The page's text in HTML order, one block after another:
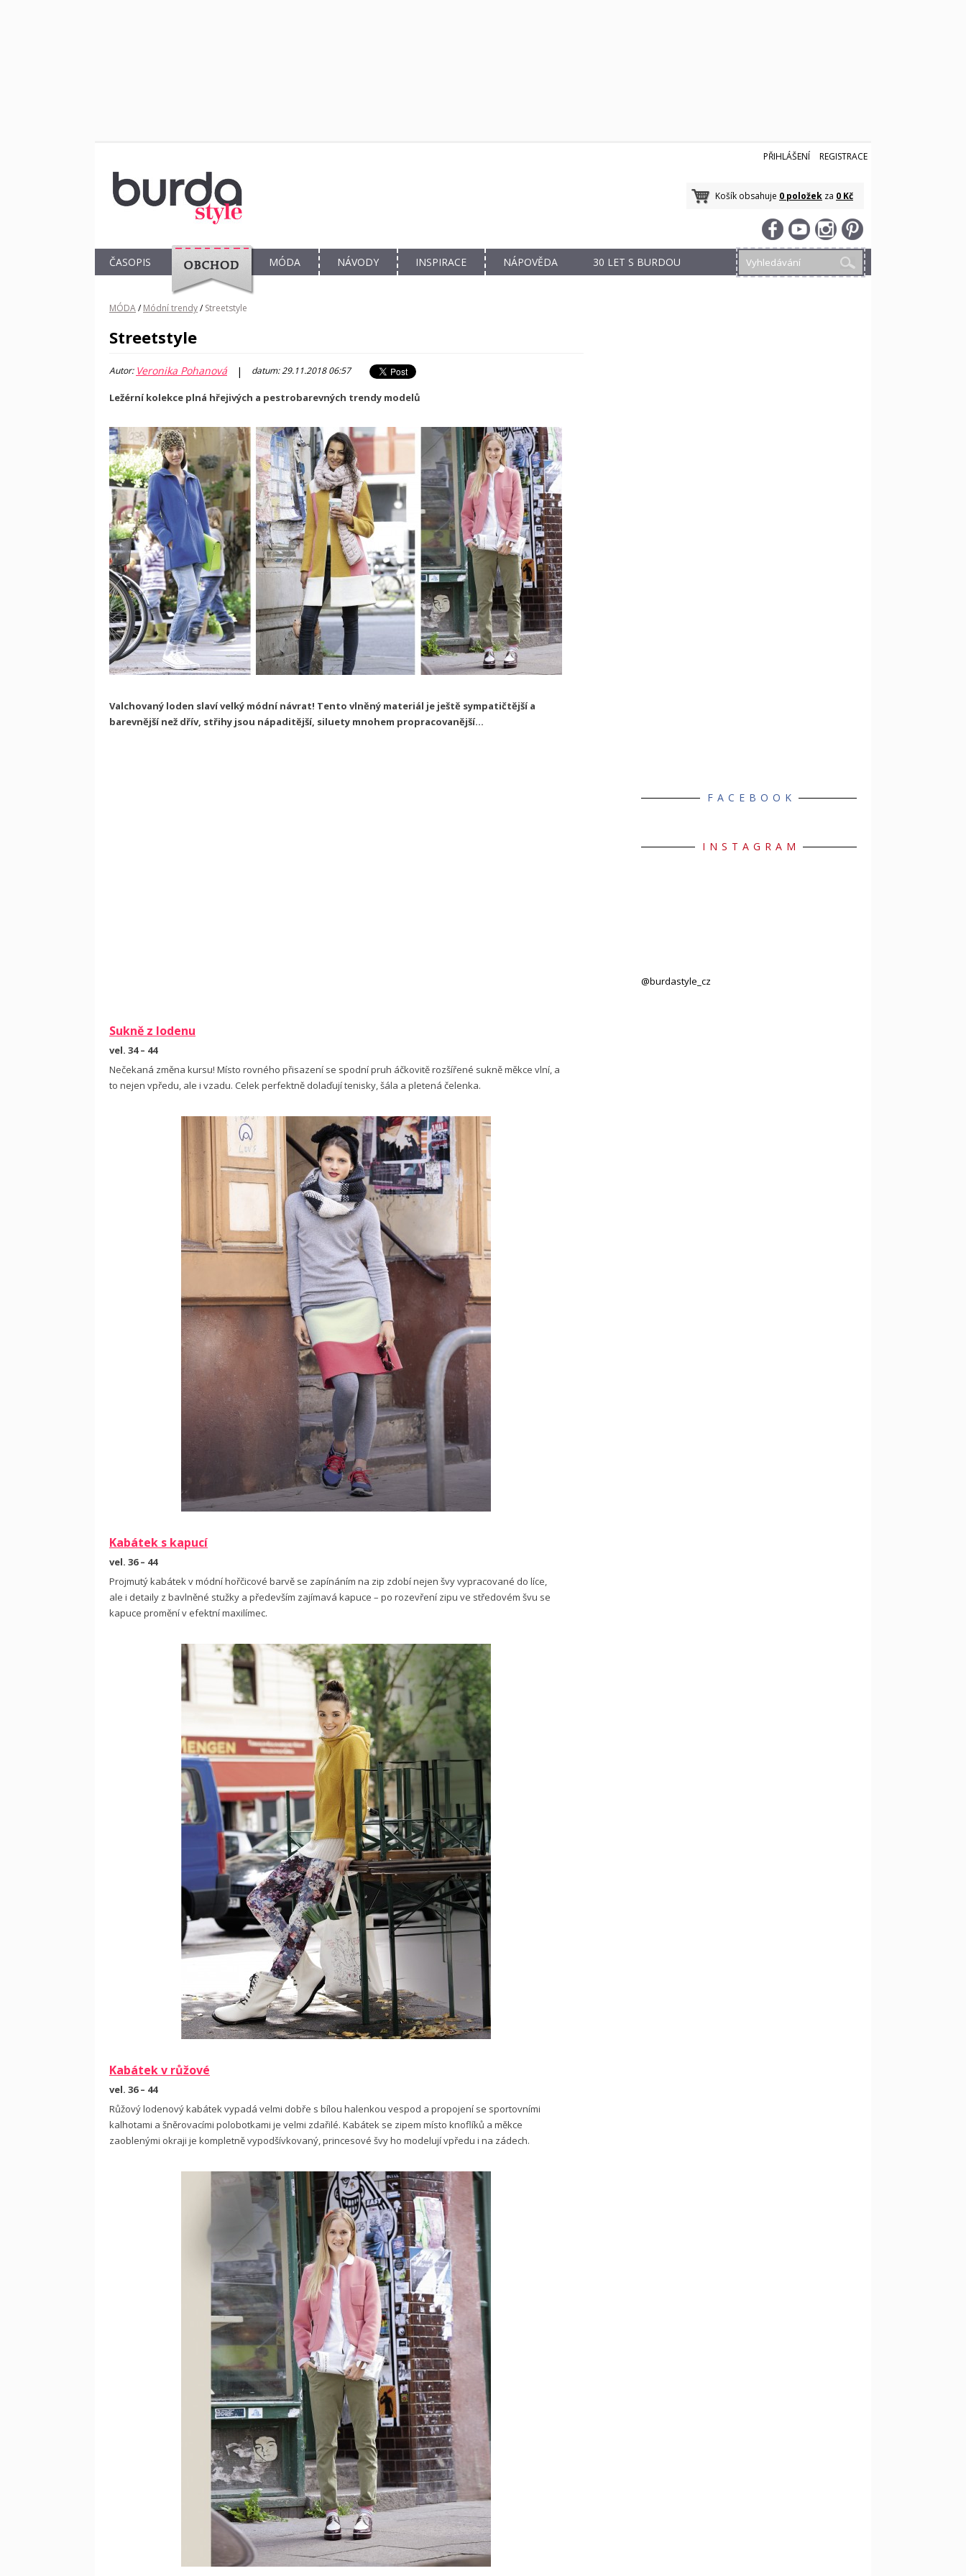
PŘIHLÁŠENÍ REGISTRACE
Košík obsahuje 0 položek za 0 Kč
ČASOPIS
OBCHOD
MÓDA NÁVODY INSPIRACE NÁPOVĚDA 30 LET S BURDOU
MÓDA/ Módní trendy/ Streetstyle
Streetstyle
Autor: Veronika Pohanová | datum: 29.11.2018 06:57
Ležérní kolekce plná hřejivých a pestrobarevných trendy modelů
Valchovaný loden slaví velký módní návrat! Tento vlněný materiál je ještě sympatičtější a
barevnější než dřív, střihy jsou nápaditější, siluety mnohem propracovanější...
Sukně z lodenu
vel. 34 – 44
Nečekaná změna kursu! Místo rovného přisazení se spodní pruh áčkovitě rozšířené sukně měkce vlní, a
to nejen vpředu, ale i vzadu. Celek perfektně dolaďují tenisky, šála a pletená čelenka.
Kabátek s kapucí
vel. 36 – 44
Projmutý kabátek v módní hořčicové barvě se zapínáním na zip zdobí nejen švy vypracované do líce,
ale i detaily z bavlněné stužky a především zajímavá kapuce – po rozevření zipu ve středovém švu se
kapuce promění v efektní maxilímec.
Kabátek v růžové
vel. 36 – 44
Růžový lodenový kabátek vypadá velmi dobře s bílou halenkou vespod a propojení se sportovními
kalhotami a šněrovacími polobotkami je velmi zdařilé. Kabátek se zipem místo knoflíků a měkce
zaoblenými okraji je kompletně vypodšívkovaný, princesové švy ho modelují vpředu i na zádech.
FACEBOOK
INSTAGRAM
@burdastyle_cz